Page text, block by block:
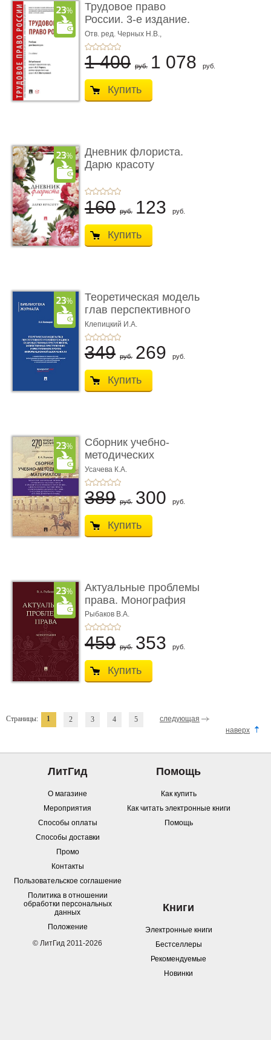
Трудовое право
России. 3-е издание.
Учебник для ...
Отв. ред. Черных Н.В.,
Шестерякова И.В.
1 400 руб. 1 078 руб.
Купить
Дневник флориста.
Дарю красоту
160 руб. 123 руб.
Купить
Теоретическая модель
глав перспективного
УК о ...
Клепицкий И.А.
349 руб. 269 руб.
Купить
Сборник учебно-
методических
материалов по кур ...
Усачева К.А.
389 руб. 300 руб.
Купить
Актуальные проблемы
права. Монография
Рыбаков В.А.
459 руб. 353 руб.
Купить
Страницы: 1 2 3 4 5
следующая
наверх
ЛитГид
О магазине
Мероприятия
Способы оплаты
Способы доставки
Промо
Контакты
Пользовательское соглашение
Политика в отношении
обработки персональных
данных
Положение
© ЛитГид 2011-2026
Помощь
Как купить
Как читать электронные книги
Помощь
Книги
Электронные книги
Бестселлеры
Рекомендуемые
Новинки